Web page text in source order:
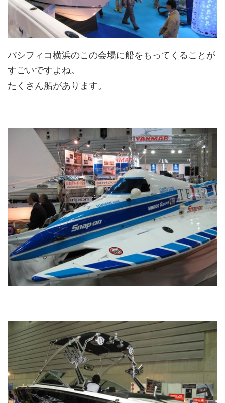
パシフィコ横浜のこの会場に船をもってくることが
すごいですよね。
たくさん船があります。